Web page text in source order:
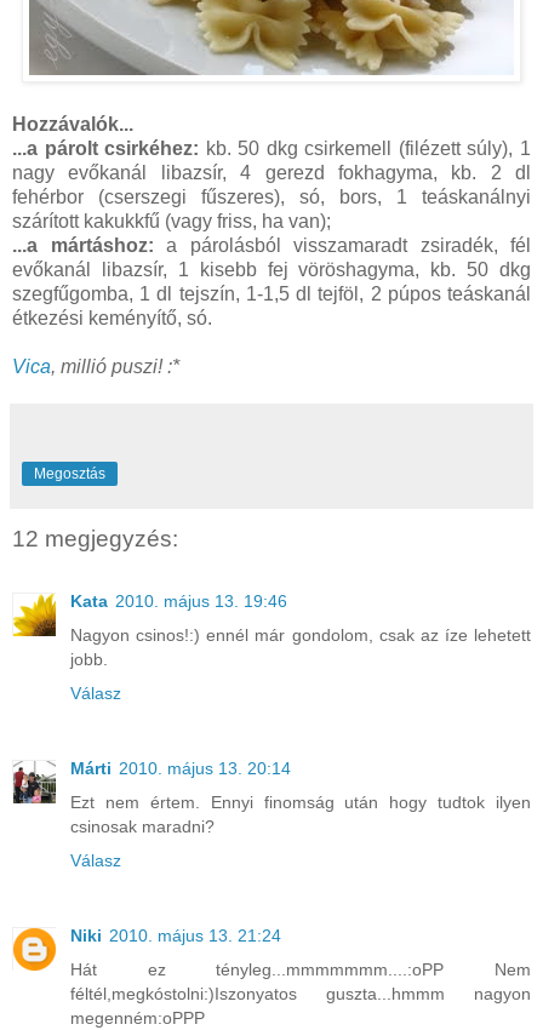
Hozzávalók...
...a párolt csirkéhez: kb. 50 dkg csirkemell (filézett súly), 1
nagy evőkanál libazsír, 4 gerezd fokhagyma, kb. 2 dl
fehérbor (cserszegi fűszeres), só, bors, 1 teáskanálnyi
szárított kakukkfű (vagy friss, ha van);
...a mártáshoz: a párolásból visszamaradt zsiradék, fél
evőkanál libazsír, 1 kisebb fej vöröshagyma, kb. 50 dkg
szegfűgomba, 1 dl tejszín, 1-1,5 dl tejföl, 2 púpos teáskanál
étkezési keményítő, só.
Vica, millió puszi! :*
Megosztás
12 megjegyzés:
Kata 2010. május 13. 19:46
Nagyon csinos!:) ennél már gondolom, csak az íze lehetett
jobb.
Válasz
Márti 2010. május 13. 20:14
Ezt nem értem. Ennyi finomság után hogy tudtok ilyen
csinosak maradni?
Válasz
Niki 2010. május 13. 21:24
Hát ez tényleg...mmmmmmm....:oPP Nem
féltél,megkóstolni:)Iszonyatos guszta...hmmm nagyon
megenném:oPPP